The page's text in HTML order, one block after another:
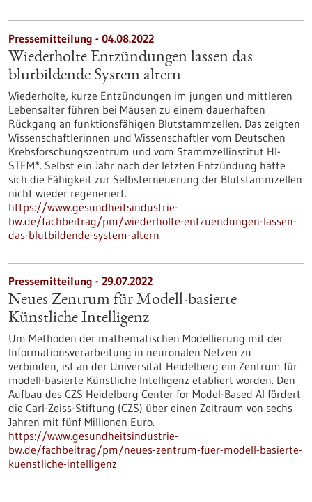
Pressemitteilung - 04.08.2022
Wiederholte Entzündungen lassen das
blutbildende System altern
Wiederholte, kurze Entzündungen im jungen und mittleren
Lebensalter führen bei Mäusen zu einem dauerhaften
Rückgang an funktionsfähigen Blutstammzellen. Das zeigten
Wissenschaftlerinnen und Wissenschaftler vom Deutschen
Krebsforschungszentrum und vom Stammzellinstitut HI-
STEM*. Selbst ein Jahr nach der letzten Entzündung hatte
sich die Fähigkeit zur Selbsterneuerung der Blutstammzellen
nicht wieder regeneriert.
https://www.gesundheitsindustrie-
bw.de/fachbeitrag/pm/wiederholte-entzuendungen-lassen-
das-blutbildende-system-altern
Pressemitteilung - 29.07.2022
Neues Zentrum für Modell-basierte
Künstliche Intelligenz
Um Methoden der mathematischen Modellierung mit der
Informationsverarbeitung in neuronalen Netzen zu
verbinden, ist an der Universität Heidelberg ein Zentrum für
modell-basierte Künstliche Intelligenz etabliert worden. Den
Aufbau des CZS Heidelberg Center for Model-Based AI fördert
die Carl-Zeiss-Stiftung (CZS) über einen Zeitraum von sechs
Jahren mit fünf Millionen Euro.
https://www.gesundheitsindustrie-
bw.de/fachbeitrag/pm/neues-zentrum-fuer-modell-basierte-
kuenstliche-intelligenz